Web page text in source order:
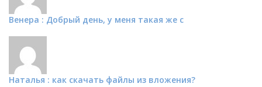
Венера : Добрый день, у меня такая же с
Наталья : как скачать файлы из вложения?